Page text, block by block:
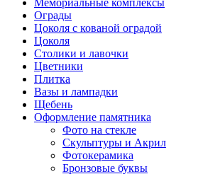
Мемориальные комплексы
Ограды
Цоколя с кованой оградой
Цоколя
Столики и лавочки
Цветники
Плитка
Вазы и лампадки
Щебень
Оформление памятника
Фото на стекле
Скульптуры и Акрил
Фотокерамика
Бронзовые буквы